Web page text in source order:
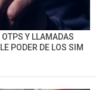
Y LLAMADAS
PODER DE LOS SIM